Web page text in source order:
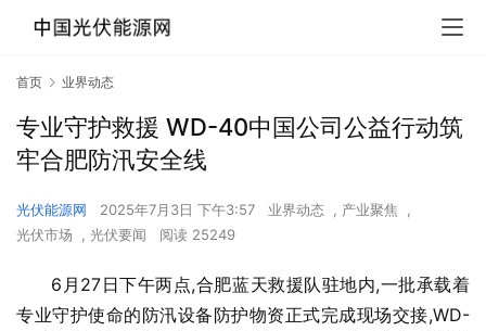
首页 业界动态
专业守护救援 WD-40中国公司公益行动筑
牢合肥防汛安全线
光伏能源网 2025年7月3日 下午3:57 业界动态 , 产业聚焦
,
光伏市场
, 光伏要闻 阅读 25249
6月27日下午两点,合肥蓝天救援队驻地内,一批承载着
专业守护使命的防汛设备防护物资正式完成现场交接,WD-